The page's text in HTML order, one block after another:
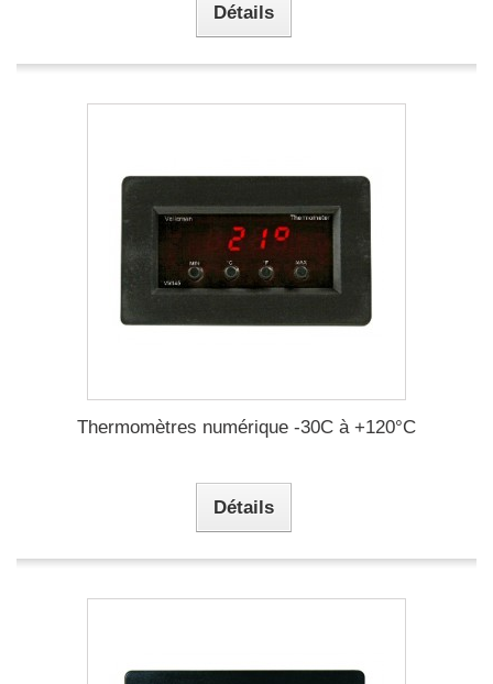
Détails
Thermomètres numérique -30C à +120°C
Détails